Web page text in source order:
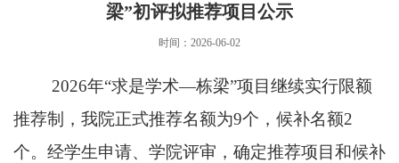
梁”初评拟推荐项目公示
时间：2026-06-02
2026年“求是学术—栋梁”项目继续实行限额
推荐制，我院正式推荐名额为9个，候补名额2
个。经学生申请、学院评审，确定推荐项目和候补